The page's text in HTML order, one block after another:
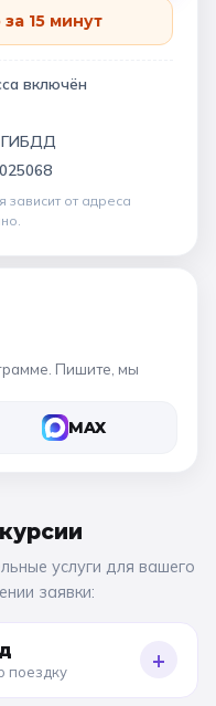
15 минут
включён
ГИБДД
от адреса
Пишите, мы
MAX
услуги для вашего
заявки:
поездку +